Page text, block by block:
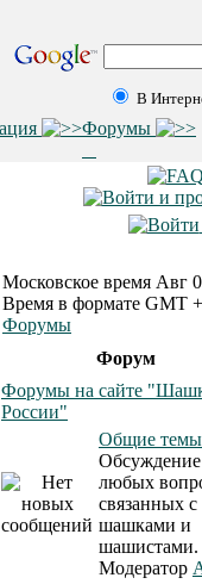
В
Форумы
Московское время Авг
Время в формате GMT
Форумы
Форум
Форумы на сайте
России"
Общие темы
Обсуждение
любых
связанных с
шашками и
шашистами.
Модератор